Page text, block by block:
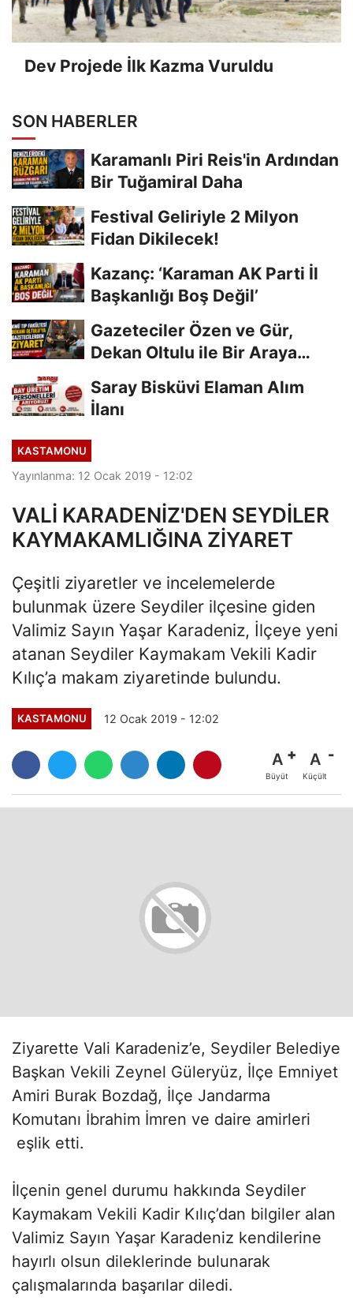
Dev Projede İlk Kazma Vuruldu
SON HABERLER
Karamanlı Piri Reis'in Ardından
Bir Tuğamiral Daha
Festival Geliriyle 2 Milyon
Fidan Dikilecek!
Kazanç: ‘Karaman AK Parti İl
Başkanlığı Boş Değil’
Gazeteciler Özen ve Gür,
Dekan Oltulu ile Bir Araya
Saray Bisküvi Elaman Alım
İlanı
KASTAMONU
Yayınlanma: 12 Ocak 2019 - 12:02
VALİ KARADENİZ'DEN SEYDİLER
KAYMAKAMLIĞINA ZİYARET
Çeşitli ziyaretler ve incelemelerde
bulunmak üzere Seydiler ilçesine giden
Valimiz Sayın Yaşar Karadeniz, İlçeye yeni
atanan Seydiler Kaymakam Vekili Kadir
Kılıç’a makam ziyaretinde bulundu.
KASTAMONU 12 Ocak 2019 - 12:02
A
Büyüt
A
Küçült
Ziyarette Vali Karadeniz’e, Seydiler Belediye
Başkan Vekili Zeynel Güleryüz, İlçe Emniyet
Amiri Burak Bozdağ, İlçe Jandarma
Komutanı İbrahim İmren ve daire amirleri
eşlik etti.
İlçenin genel durumu hakkında Seydiler
Kaymakam Vekili Kadir Kılıç’dan bilgiler alan
Valimiz Sayın Yaşar Karadeniz kendilerine
hayırlı olsun dileklerinde bulunarak
çalışmalarında başarılar diledi.